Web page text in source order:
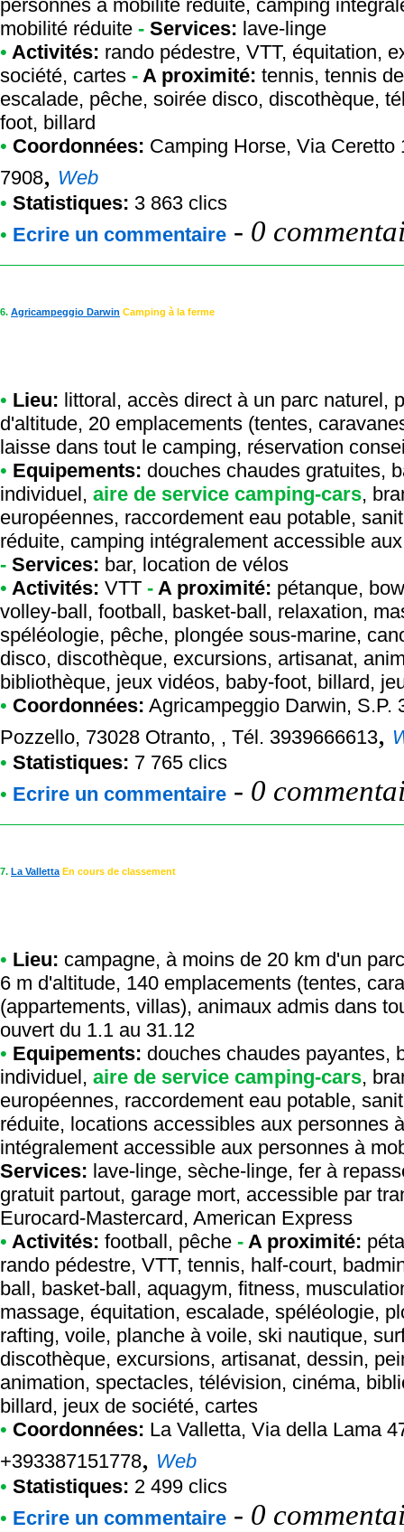
personnes à mobilité réduite, camping
mobilité réduite - Services: lave-linge
• Activités: rando pédestre, VTT, équitation,
société, cartes - A proximité: tennis, tennis
escalade, pêche, soirée disco, discothèque,
foot, billard
• Coordonnées: Camping Horse, Via Ceretto
7908, Web
• Statistiques: 3 863 clics
• Ecrire un commentaire - 0
6. Agricampeggio Darwin Camping à la ferme
• Lieu: littoral, accès direct à un parc naturel,
d'altitude, 20 emplacements (tentes,
laisse dans tout le camping, réservation
• Equipements: douches chaudes gratuites,
individuel, aire de service camping-cars,
européennes, raccordement eau potable,
réduite, camping intégralement accessible
- Services: bar, location de vélos
• Activités: VTT - A proximité: pétanque,
volley-ball, football, basket-ball, relaxation,
spéléologie, pêche, plongée sous-marine,
disco, discothèque, excursions, artisanat,
bibliothèque, jeux vidéos, baby-foot, billard,
• Coordonnées: Agricampeggio Darwin, S.P.
Pozzello, 73028 Otranto, , Tél. 3939666613,
• Statistiques: 7 765 clics
• Ecrire un commentaire - 0
7. La Valletta En cours de classement
• Lieu: campagne, à moins de 20 km d'un
6 m d'altitude, 140 emplacements (tentes,
(appartements, villas), animaux admis dans
ouvert du 1.1 au 31.12
• Equipements: douches chaudes payantes,
individuel, aire de service camping-cars,
européennes, raccordement eau potable,
réduite, locations accessibles aux personnes
intégralement accessible aux personnes à
Services: lave-linge, sèche-linge, fer à
gratuit partout, garage mort, accessible par
Eurocard-Mastercard, American Express
• Activités: football, pêche - A proximité:
rando pédestre, VTT, tennis, half-court,
ball, basket-ball, aquagym, fitness,
massage, équitation, escalade, spéléologie,
rafting, voile, planche à voile, ski nautique,
discothèque, excursions, artisanat, dessin,
animation, spectacles, télévision, cinéma,
billard, jeux de société, cartes
• Coordonnées: La Valletta, Via della Lama
+393387151778, Web
• Statistiques: 2 499 clics
• Ecrire un commentaire - 0